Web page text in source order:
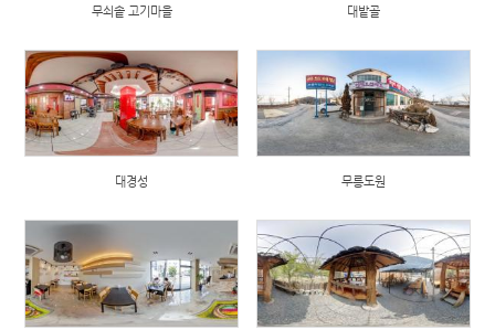
무쇠솥 고기마을 대밭골
대경성 무릉도원